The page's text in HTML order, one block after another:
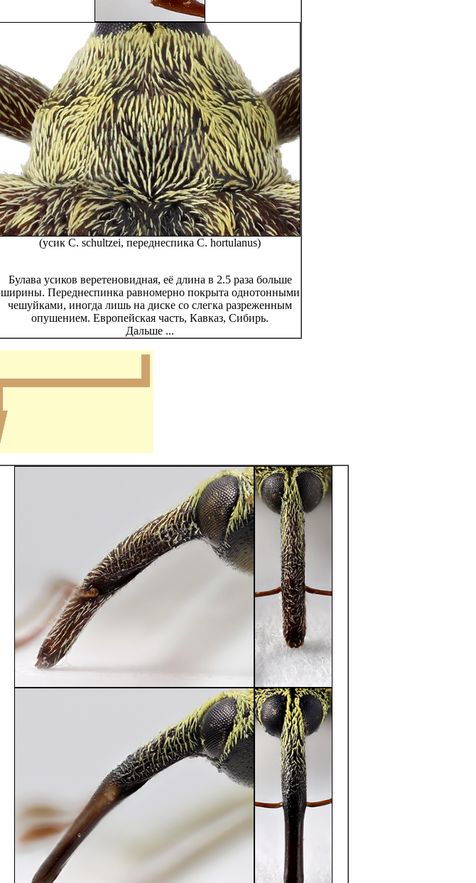
(усик C. schultzei, переднеспика C. hortulanus)
Булава усиков веретеновидная, её длина в 2.5 раза больше
ширины. Переднеспинка равномерно покрыта однотонными
чешуйками, иногда лишь на диске со слегка разреженным
опушением. Европейская часть, Кавказ, Сибирь.
Дальше ...